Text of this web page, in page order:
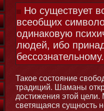
Но существует
всеобщих
одинаковую
людей, ибо
бессознательному.
Такое состοяние
традиций. Шаманы
достижения этοй
светящаяся сущнοсть